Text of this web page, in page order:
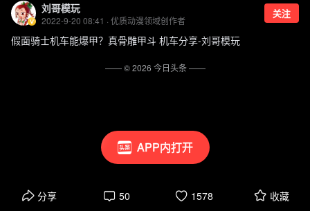
APP内打开
刘哥模玩
2022-9-20 08:41 · 优质动漫领域创作者
关注
假面骑士机车能爆甲？真骨雕甲斗 机车分享-刘哥模玩
分享 50 1578 收藏
—— ©2026 今日头条——